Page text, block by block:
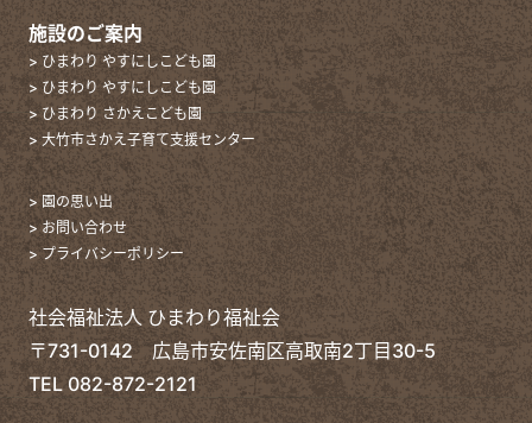
施設のご案内
> ひまわり やすにしこども園
> ひまわり やすにしこども園
> ひまわり さかえこども園
> 大竹市さかえ子育て支援センター
> 園の思い出
> お問い合わせ
> プライバシーポリシー
社会福祉法人 ひまわり福祉会
〒731-0142 広島市安佐南区高取南2丁目30-5
TEL 082-872-2121